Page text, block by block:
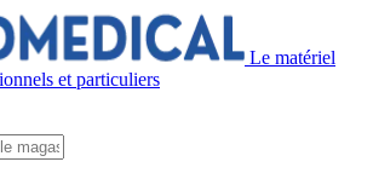
Le matériel
et particuliers